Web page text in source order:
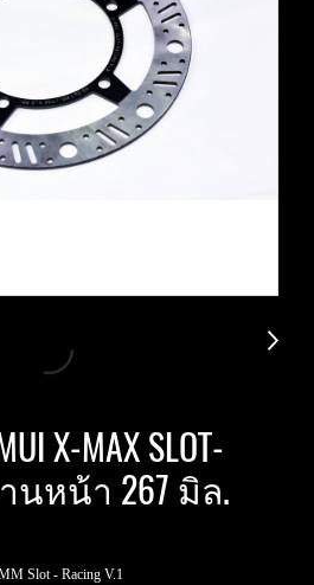
X-MAX SLOT-
านหน้า 267 มิล.
Slot - Racing V.1